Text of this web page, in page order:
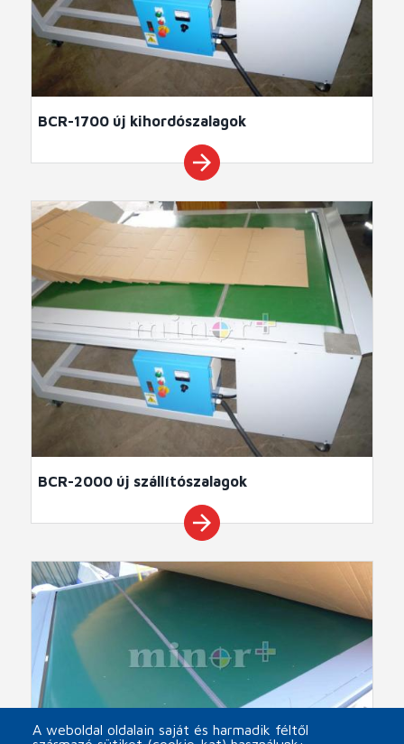
BCR-1700 új kihordószalagok
arrow_forward
BCR-2000 új szállítószalagok
arrow_forward
A weboldal oldalain saját és harmadik féltől